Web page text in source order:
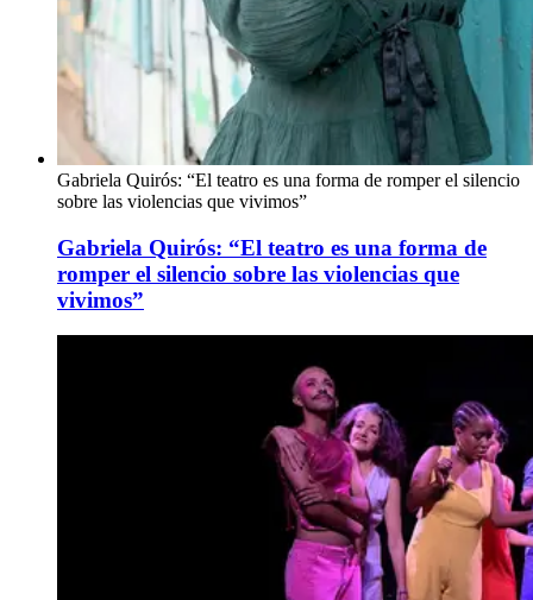
Gabriela Quirós: “El teatro es una forma de romper el silencio
sobre las violencias que vivimos”
Gabriela Quirós: “El teatro es una forma de
romper el silencio sobre las violencias que
vivimos”